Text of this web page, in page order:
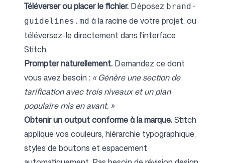
Téléverser ou placer le fichier. Déposez brand-
guidelines.md à la racine de votre projet, ou
téléversez-le directement dans l'interface
Stitch.
Prompter naturellement. Demandez ce dont
vous avez besoin : « Génère une section de
tarification avec trois niveaux et un plan
populaire mis en avant. »
Obtenir un output conforme à la marque.Stitch
applique vos couleurs, hiérarchie typographique,
styles de boutons et espacement